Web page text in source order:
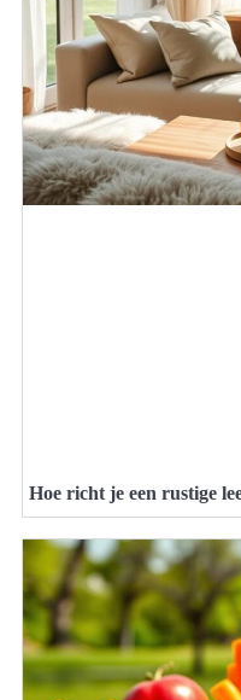
Hoe richt je een rustige